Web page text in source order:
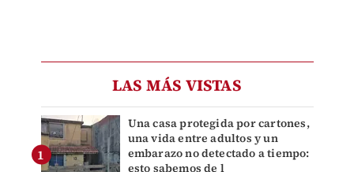
LAS MÁS VISTAS
Una casa protegida por cartones,
una vida entre adultos y un
embarazo no detectado a tiempo:
esto sabemos de l